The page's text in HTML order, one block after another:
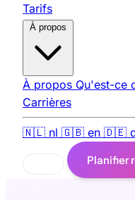
Tarifs
À propos Qu'est-ce
Carrières
🇳🇱 nl 🇬🇧 en 🇩🇪
Planifier